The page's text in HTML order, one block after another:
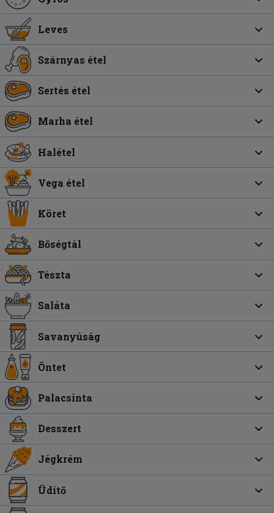
Leves
Szárnyas étel
Sertés étel
Marha étel
Halétel
Vega étel
Köret
Bőségtál
Tészta
Saláta
Savanyúság
Öntet
Palacsinta
Desszert
Jégkrém
Üdítő